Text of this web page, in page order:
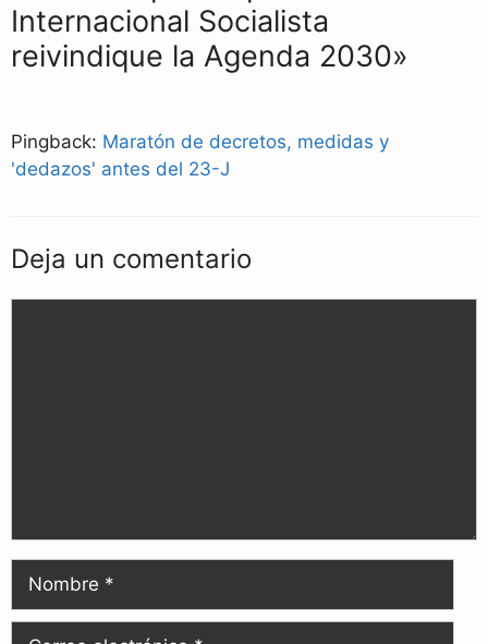
Internacional Socialista
reivindique la Agenda 2030»
Pingback: Maratón de decretos, medidas y
'dedazos' antes del 23-J
Deja un comentario